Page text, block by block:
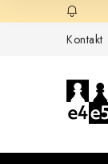
Inhalt
Kontakt